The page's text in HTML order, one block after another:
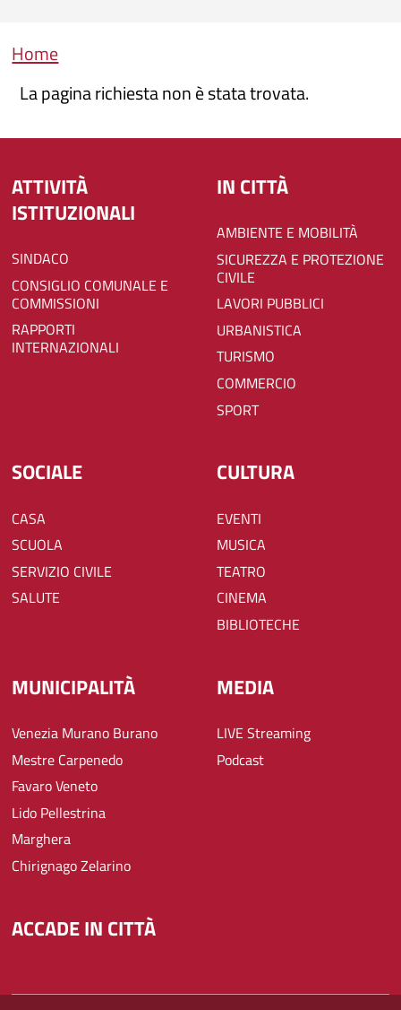
Briciole di pane
Home
La pagina richiesta non è stata trovata.
ATTIVITÀ
ISTITUZIONALI
SINDACO
CONSIGLIO COMUNALE E
COMMISSIONI
RAPPORTI
INTERNAZIONALI
IN CITTÀ
AMBIENTE E MOBILITÀ
SICUREZZA E PROTEZIONE
CIVILE
LAVORI PUBBLICI
URBANISTICA
TURISMO
COMMERCIO
SPORT
SOCIALE
CASA
SCUOLA
SERVIZIO CIVILE
SALUTE
CULTURA
EVENTI
MUSICA
TEATRO
CINEMA
BIBLIOTECHE
MUNICIPALITÀ
Venezia Murano Burano
Mestre Carpenedo
Favaro Veneto
Lido Pellestrina
Marghera
Chirignago Zelarino
MEDIA
LIVE Streaming
Podcast
ACCADE IN CITTÀ